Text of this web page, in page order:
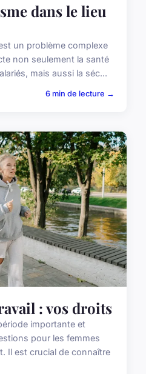
dans le lieu
un problème complexe
non seulement la santé
mais aussi la séc...
6 min de lecture →
: vos droits
importante et
pour les femmes
Il est crucial de connaître